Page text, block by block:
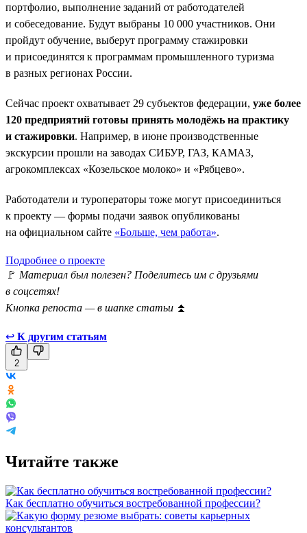
портфолио, выполнение заданий от работодателей
и собеседование. Будут выбраны 10 000 участников. Они
пройдут обучение, выберут программу стажировки
и присоединятся к программам промышленного туризма
в разных регионах России.
Сейчас проект охватывает 29 субъектов федерации, уже более
120 предприятий готовы принять молодёжь на практику
и стажировки. Например, в июне производственные
экскурсии прошли на заводах СИБУР, ГАЗ, КАМАЗ,
агрокомплексах «Козельское молоко» и «Рябцево».
Работодатели и туроператоры тоже могут присоединиться
к проекту — формы подачи заявок опубликованы
на официальном сайте «Больше, чем работа».
Подробнее о проекте
🚩 Материал был полезен? Поделитесь им с друзьями
в соцсетях!
Кнопка репоста — в шапке статьи ⏫
↩ К другим статьям
2
Читайте также
Как бесплатно обучиться востребованной профессии?